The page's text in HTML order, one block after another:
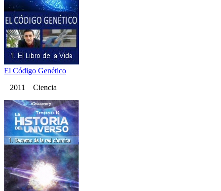
El Código Genético
2011 Ciencia